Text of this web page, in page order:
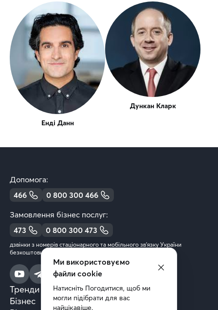
Енді Данн
Дункан Кларк
Допомога:
466
0 800 300 466
Замовлення бізнес послуг:
473
0 800 300 473
дзвінки з номерів стаціонарного та мобільного зв’язку України
безкоштовні
Тренди та аналітика
Бізнес
Ми використовуємо
файли cookie
Натисніть Погодитися, щоб ми
могли підібрати для вас
найцікавіше.